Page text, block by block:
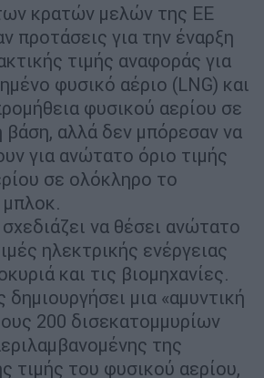
κρατών μελών της ΕΕ
προτάσεις για την έναρξη
τιμής αναφοράς για
φυσικό αέριο (LNG) και
φυσικού αερίου σε
βάση, αλλά δεν μπόρεσαν να
για ανώτατο όριο τιμής
σε ολόκληρο το
να θέσει ανώτατο
ηλεκτρικής ενέργειας
και τις βιομηχανίες.
δημιουργήσει μια «αμυντική
200 δισεκατομμυρίων
της
τιμής του φυσικού αερίου,